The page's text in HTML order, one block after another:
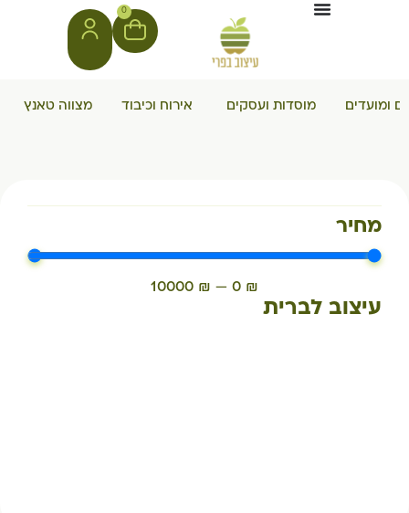
0
ומועדים מוסדות ועסקים אירוח וכיבוד מצווה טאנץ
מחיר
₪
0
—
₪
10000
עיצוב לברית